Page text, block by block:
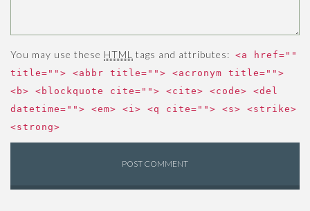
You may use these HTML tags and attributes: <a href=""
title=""> <abbr title=""> <acronym title="">
<b> <blockquote cite=""> <cite> <code> <del
datetime=""> <em> <i> <q cite=""> <s> <strike>
<strong>